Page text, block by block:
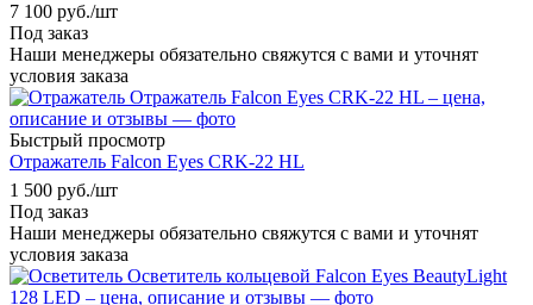
7 100 руб./шт
Под заказ
Наши менеджеры обязательно свяжутся с вами и уточнят
условия заказа
Быстрый просмотр
Отражатель Falcon Eyes CRK-22 HL
1 500 руб./шт
Под заказ
Наши менеджеры обязательно свяжутся с вами и уточнят
условия заказа